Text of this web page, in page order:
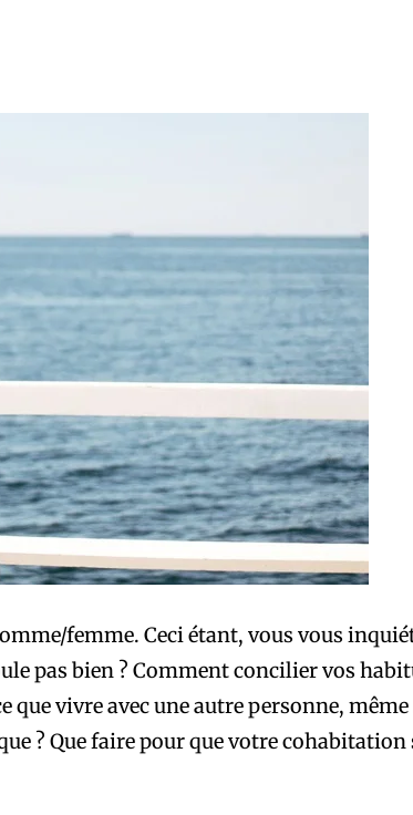
femme. Ceci étant, vous vous
pas bien ? Comment concilier vos
que vivre avec une autre personne,
? Que faire pour que votre cohabitation